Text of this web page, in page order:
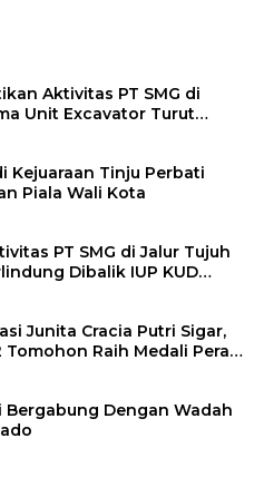
Aktivitas PT SMG di
Unit Excavator Turut
Kejuaraan Tinju Perbati
Piala Wali Kota
PT SMG di Jalur Tujuh
Dibalik IUP KUD
Junita Cracia Putri Sigar,
Tomohon Raih Medali Perak
Bergabung Dengan Wadah